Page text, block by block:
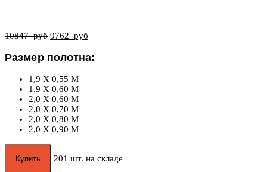
10847руб 9762 руб
Размер полотна:
1,9 X 0,55 М
1,9 X 0,60 М
2,0 X 0,60 М
2,0 X 0,70 М
2,0 X 0,80 М
2,0 X 0,90 М
Купить 201 шт. на складе